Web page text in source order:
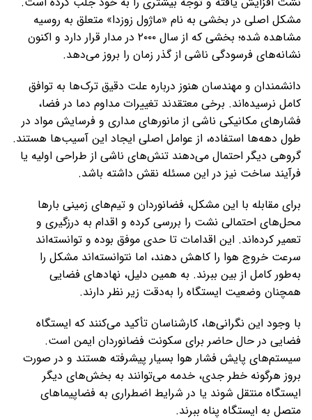
مشکل اصلی در بخشی به نام «ماژول زوزدا» متعلق به روسیه
مشاهده شده؛ بخشی که از سال ۲۰۰۰ در مدار قرار دارد و اکنون
نشانه‌های فرسودگی ناشی از گذر زمان را بروز می‌دهد.
دانشمندان و مهندسان هنوز درباره علت دقیق ترک‌ها به توافق
کامل نرسیده‌اند. برخی معتقدند تغییرات مداوم دما در فضا،
فشارهای مکانیکی ناشی از مانورهای مداری و فرسایش مواد در
طول دهه‌ها استفاده، از عوامل اصلی ایجاد این آسیب‌ها هستند.
گروهی دیگر احتمال می‌دهند تنش‌های ناشی از طراحی اولیه یا
فرآیند ساخت نیز در این مسئله نقش داشته باشد.
برای مقابله با این مشکل، فضانوردان و تیم‌های زمینی بارها
محل‌های احتمالی نشت را بررسی کرده و اقدام به درزگیری و
تعمیر کرده‌اند. این اقدامات تا حدی موفق بوده و توانسته‌اند
سرعت خروج هوا را کاهش دهند، اما نتوانسته‌اند مشکل را
به‌طور کامل از بین ببرند. به همین دلیل، نهادهای فضایی
همچنان وضعیت ایستگاه را به‌دقت زیر نظر دارند.
با وجود این نگرانی‌ها، کارشناسان تأکید می‌کنند که ایستگاه
فضایی در حال حاضر برای سکونت فضانوردان ایمن است.
سیستم‌های پایش فشار هوا بسیار پیشرفته هستند و در صورت
بروز هرگونه خطر جدی، خدمه می‌توانند به بخش‌های دیگر
ایستگاه منتقل شوند یا در شرایط اضطراری به فضاپیماهای
متصل به ایستگاه پناه ببرند.